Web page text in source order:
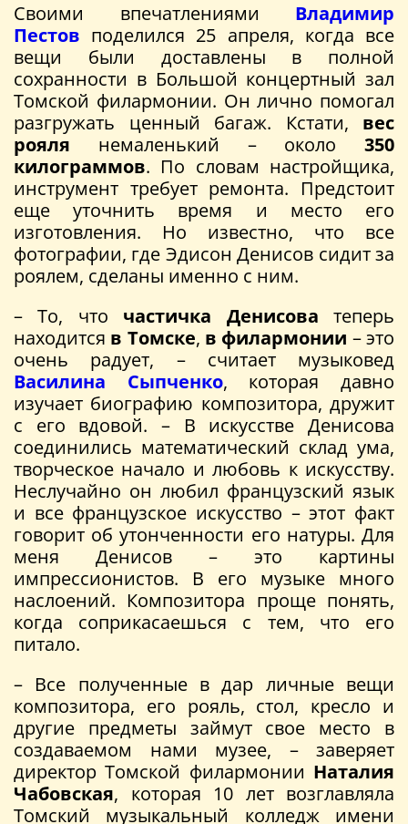
Своими впечатлениями Владимир
Пестов поделился 25 апреля, когда все
вещи были доставлены в полной
сохранности в Большой концертный зал
Томской филармонии. Он лично помогал
разгружать ценный багаж. Кстати, вес
рояля немаленький – около 350
килограммов. По словам настройщика,
инструмент требует ремонта. Предстоит
еще уточнить время и место его
изготовления. Но известно, что все
фотографии, где Эдисон Денисов сидит за
роялем, сделаны именно с ним.
– То, что частичка Денисова теперь
находится в Томске, в филармонии – это
очень радует, – считает музыковед
Василина Сыпченко, которая давно
изучает биографию композитора, дружит
с его вдовой. – В искусстве Денисова
соединились математический склад ума,
творческое начало и любовь к искусству.
Неслучайно он любил французский язык
и все французское искусство – этот факт
говорит об утонченности его натуры. Для
меня Денисов – это картины
импрессионистов. В его музыке много
наслоений. Композитора проще понять,
когда соприкасаешься с тем, что его
питало.
– Все полученные в дар личные вещи
композитора, его рояль, стол, кресло и
другие предметы займут свое место в
создаваемом нами музее, – заверяет
директор Томской филармонии Наталия
Чабовская, которая 10 лет возглавляла
Томский музыкальный колледж имени